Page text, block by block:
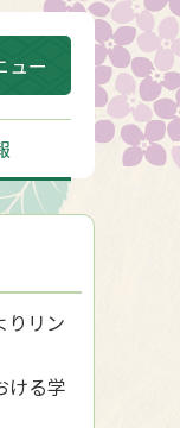
ュー
りリン
ける学